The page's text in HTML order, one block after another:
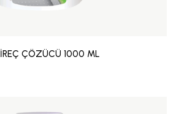
ÇÖZÜCÜ 1000 ML